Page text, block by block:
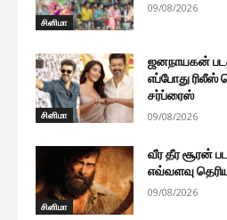
சினிமா
09/08/2026
சினிமா
ஜனநாயகன்
எப்போது ரிலீஸ்
சர்ப்ரைஸ்
09/08/2026
சினிமா
வீர தீர சூரன்
எவ்வளவு
09/08/2026